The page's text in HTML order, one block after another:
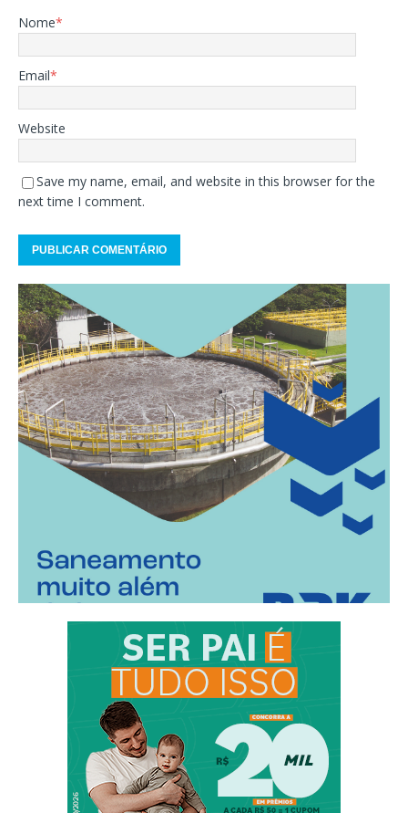
Nome*
Email*
Website
Save my name, email, and website in this browser for the
next time I comment.